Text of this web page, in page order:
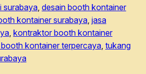
surabaya, desain booth kontainer
kontainer surabaya, jasa
, kontraktor booth kontainer
kontainer terpercaya, tukang